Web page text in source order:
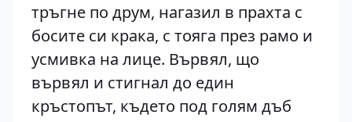
тръгне по друм, нагазил в прахта с
босите си крака, с тояга през рамо и
усмивка на лице. Вървял, що
вървял и стигнал до един
кръстопът, където под голям дъб